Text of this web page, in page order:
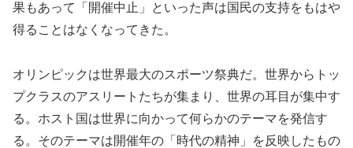
果もあって「開催中止」といった声は国民の支持をもはや
得ることはなくなってきた。
オリンピックは世界最大のスポーツ祭典だ。世界からトッ
プクラスのアスリートたちが集まり、世界の耳目が集中す
る。ホスト国は世界に向かって何らかのテーマを発信す
る。そのテーマは開催年の「時代の精神」を反映したもの